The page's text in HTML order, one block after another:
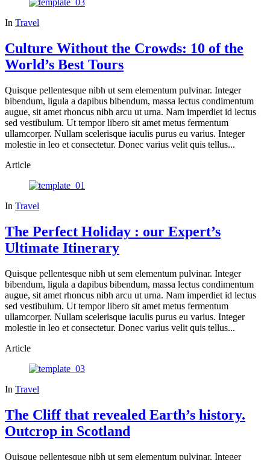
In Travel
Culture Without the Crowds: 10 of the
World’s Best Tours
Quisque pellentesque nibh ut sem elementum pulvinar. Integer
bibendum, ligula a dapibus bibendum, massa lectus condimentum
augue, sit amet rhoncus nibh arcu ut urna. Nam imperdiet id lectus
sed vestibulum. Ut tempor libero sit amet metus fermentum
ullamcorper. Nullam scelerisque iaculis purus eu varius. Integer
molestie in leo et consectetur. Donec varius velit quis tellus...
Article
In Travel
The Perfect Holiday : our Expert’s
Ultimate Itinerary
Quisque pellentesque nibh ut sem elementum pulvinar. Integer
bibendum, ligula a dapibus bibendum, massa lectus condimentum
augue, sit amet rhoncus nibh arcu ut urna. Nam imperdiet id lectus
sed vestibulum. Ut tempor libero sit amet metus fermentum
ullamcorper. Nullam scelerisque iaculis purus eu varius. Integer
molestie in leo et consectetur. Donec varius velit quis tellus...
Article
In Travel
The Cliff that revealed Earth’s history.
Outcrop in Scotland
Quisque pellentesque nibh ut sem elementum pulvinar. Integer